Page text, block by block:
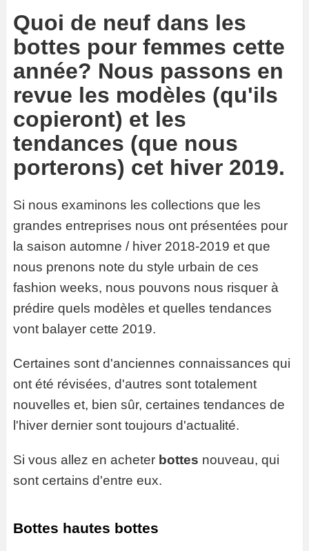
Quoi de neuf dans les
bottes pour femmes cette
année? Nous passons en
revue les modèles (qu'ils
copieront) et les
tendances (que nous
porterons) cet hiver 2019.
Si nous examinons les collections que les
grandes entreprises nous ont présentées pour
la saison automne / hiver 2018-2019 et que
nous prenons note du style urbain de ces
fashion weeks, nous pouvons nous risquer à
prédire quels modèles et quelles tendances
vont balayer cette 2019.
Certaines sont d'anciennes connaissances qui
ont été révisées, d'autres sont totalement
nouvelles et, bien sûr, certaines tendances de
l'hiver dernier sont toujours d'actualité.
Si vous allez en acheter bottes nouveau, qui
sont certains d'entre eux.
Bottes hautes bottes